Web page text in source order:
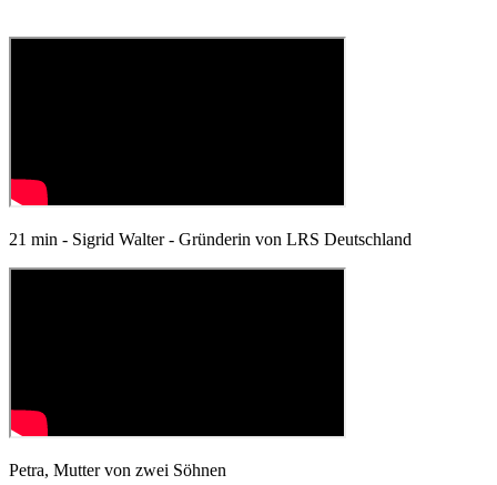
21 min - Sigrid Walter - Gründerin von LRS Deutschland
Petra, Mutter von zwei Söhnen